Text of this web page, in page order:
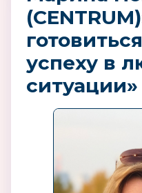
успеху в
ситуации»